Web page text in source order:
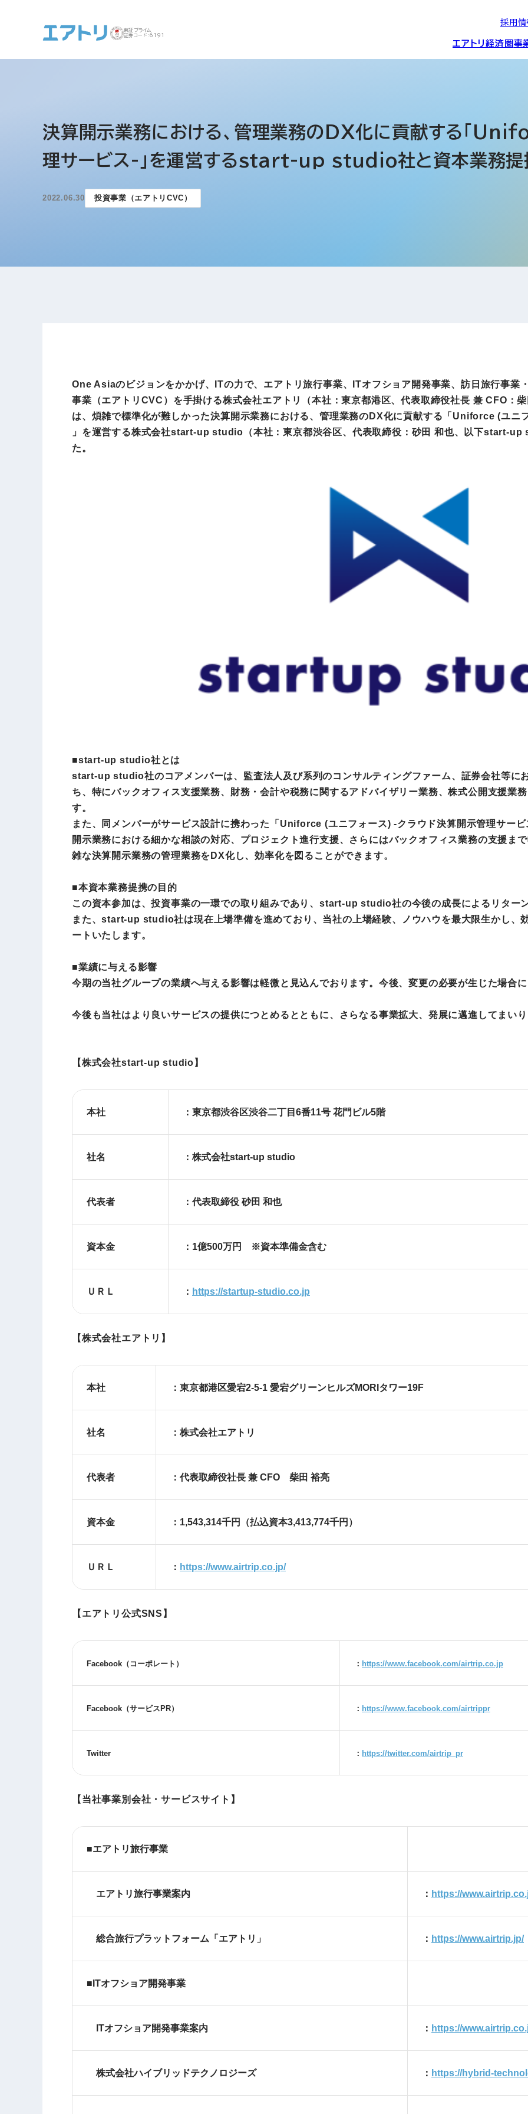
東証プライム
証券コード:6191
採用情
エアトリ経済圏 事
ス事業
事業
事業
ポータルサイト事業
法人DX推進事業
AIロボット事業
ゴルフライフサ
業
町家宿泊・日本文化体験
約束/行動指針
IRライブラリー コーポレートガ
IRお問い合わせ 免責事項
ップ
スポンサーシップ
決算開示業務における、管理業務のDX化に貢献する「
理サービス-」を運営するstart-up studio社と資本業務提
2022.06.30 投資事業（エアトリCVC）
One Asiaのビジョンをかかげ、ITの力で、エアトリ旅行事業、ITオフショア開発事業、訪日旅行事業
事業（エアトリCVC）を手掛ける株式会社エアトリ（本社：東京都港区、代表取締役社長 兼 CFO：
は、煩雑で標準化が難しかった決算開示業務における、管理業務のDX化に貢献する「Uniforce (ユニ
」を運営する株式会社start-up studio（本社：東京都渋谷区、代表取締役：砂田 和也、以下start-
た。
■start-up studio社とは
start-up studio社のコアメンバーは、監査法人及び系列のコンサルティングファーム、証券会社等に
ち、特にバックオフィス支援業務、財務・会計や税務に関するアドバイザリー業務、株式公開支援業
す。
また、同メンバーがサービス設計に携わった「Uniforce (ユニフォース) -クラウド決算開示管理サー
開示業務における細かな相談の対応、プロジェクト進行支援、さらにはバックオフィス業務の支援ま
雑な決算開示業務の管理業務をDX化し、効率化を図ることができます。
■本資本業務提携の目的
この資本参加は、投資事業の一環での取り組みであり、start-up studio社の今後の成長によるリター
また、start-up studio社は現在上場準備を進めており、当社の上場経験、ノウハウを最大限生かし、
ートいたします。
■業績に与える影響
今期の当社グループの業績へ与える影響は軽微と見込んでおります。今後、変更の必要が生じた場合
今後も当社はより良いサービスの提供につとめるとともに、さらなる事業拡大、発展に邁進してまい
【株式会社start-up studio】
本社 ：東京都渋谷区渋谷二丁目6番11号 花門ビル5階
社名 ：株式会社start-up studio
代表者 ：代表取締役 砂田 和也
資本金 ：1億500万円 ※資本準備金含む
ＵＲＬ ： https://startup-studio.co.jp
【株式会社エアトリ】
本社 ：東京都港区愛宕2-5-1 愛宕グリーンヒルズMORIタワ
社名 ：株式会社エアトリ
代表者 ：代表取締役社長 兼 CFO 柴田 裕亮
資本金 ：1,543,314千円（払込資本3,413,774千円）
ＵＲＬ ： https://www.airtrip.co.jp/
【エアトリ公式SNS】
Facebook （コーポレート） ： https://www.facebook.com/airtrip.co.jp
Facebook （サービス PR） ： https://www.facebook.com/airtrippr
Twitter ： https://twitter.com/airtrip_pr
【当社事業別会社・サービスサイト】
■エアトリ旅行事業
エアトリ旅行事業案内 ： https://
総合旅行プラットフォーム「エアトリ」 ： https://www.airtrip.jp/
■ITオフショア開発事業
ITオフショア開発事業案内 ： https://
株式会社ハイブリッドテクノロジーズ ： https://hybrid-